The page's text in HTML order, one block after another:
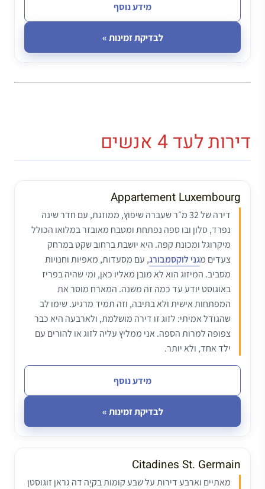
מידע נוסף
לבדיקת זמינות »
דירות לעד 4 אנשים
Appartement Luxembourg
דירה של 32 מ״ר שעברה שיפוץ, ממוזגת, עם חדר שינה
נפרד, סלון ובו ספה נפתחת ומטבח מאובזר במלואו הכולל
מיקרוגל ומכונת קפה. היא יושבת ברחוב שקט במרחק
צעדים מגני לוקסמבורג, עם מסעדות, מאפיות וחנויות
מסביב. המיזוג הוא לא מובן מאליו כאן, ומי שהיה בפריז
באוגוסט יודע עד כמה זה משנה. המארח מוסר את
המפתחות אישית ולא בתיבה, וזה תמיד מרגיע. שימו לב
שהגודל אמיתי: לזוג זו דירה מושלמת, ולארבעה היא כבר
צפופה למרות הספה. אני ממליץ עליה לזוג או להורים עם
ילד אחד, ולא יותר.
מידע נוסף
לבדיקת זמינות »
Citadines St. Germain
מאתיים וארבע דירות על שבע קומות בקיֶה דה גראן זוגוסטן